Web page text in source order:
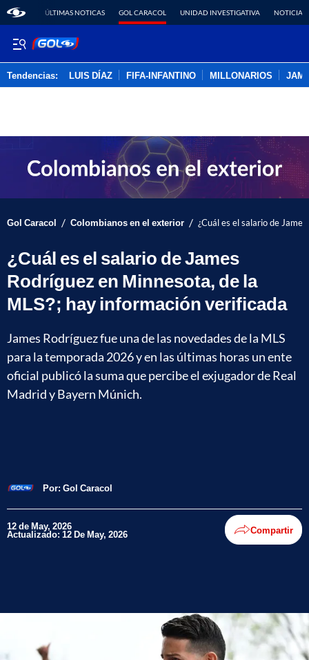
ÚLTIMAS NOTICAS GOL CARACOL UNIDAD INVESTIGATIVA NOTICIAS
Tendencias: LUIS DÍAZ FIFA-INFANTINO MILLONARIOS
Gol Caracol / Colombianos en el exterior / ¿Cuál es el salario de
¿Cuál es el salario de James
Rodríguez en Minnesota, de la
MLS?; hay información verificada
James Rodríguez fue una de las novedades de la MLS
para la temporada 2026 y en las últimas horas un ente
oficial publicó la suma que percibe el exjugador de Real
Madrid y Bayern Múnich.
Por: Gol Caracol
12 de May, 2026
Actualizado: 12 De May, 2026 Compartir